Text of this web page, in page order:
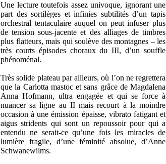
Une lecture toutefois assez univoque, ignorant une
part des sortilèges et infinies subtilités d’un tapis
orchestral tentaculaire auquel on peut infuser plus
de tension sous-jacente et des alliages de timbres
plus flatteurs, mais qui soulève des montagnes – les
très courts épisodes choraux du III, d’un souffle
phénoménal.
Très solide plateau par ailleurs, où l’on ne regrettera
que la Carlotta mastoc et sans grâce de Magdalena
Anna Hofmann, ultra engagée et qui se force à
nuancer sa ligne au II mais recourt à la moindre
occasion à une émission épaisse, vibrato fatigant et
aigus stridents qui sont un repoussoir pour qui a
entendu ne serait-ce qu’une fois les miracles de
lumière fragile, d’une féminité absolue, d’Anne
Schwanewilms.